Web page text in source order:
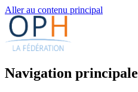
Aller au contenu principal
Navigation principale